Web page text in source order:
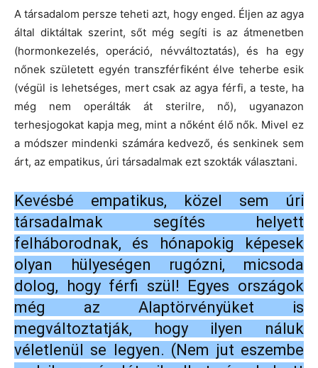
A társadalom persze teheti azt, hogy enged. Éljen az agya
által diktáltak szerint, sőt még segíti is az átmenetben
(hormonkezelés, operáció, névváltoztatás), és ha egy
nőnek született egyén transzférfiként élve teherbe esik
(végül is lehetséges, mert csak az agya férfi, a teste, ha
még nem operálták át sterilre, nő), ugyanazon
terhesjogokat kapja meg, mint a nőként élő nők. Mivel ez
a módszer mindenki számára kedvező, és senkinek sem
árt, az empatikus, úri társadalmak ezt szokták választani.
Kevésbé empatikus, közel sem úri
társadalmak segítés helyett
felháborodnak, és hónapokig képesek
olyan hülyeségen rugózni, micsoda
dolog, hogy férfi szül! Egyes országok
még az Alaptörvényüket is
megváltoztatják, hogy ilyen náluk
véletlenül se legyen. (Nem jut eszembe